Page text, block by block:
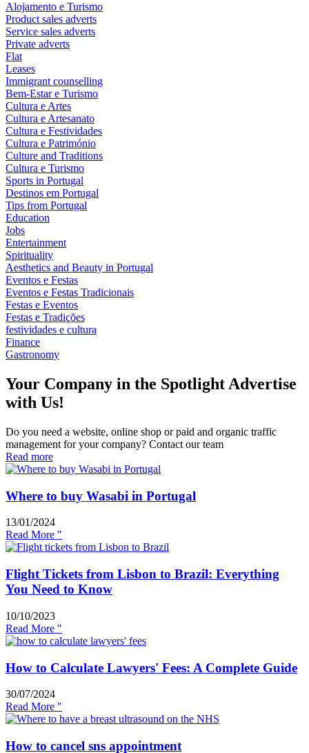
Alojamento e Turismo
Product sales adverts
Service sales adverts
Private adverts
Flat
Leases
Immigrant counselling
Bem-Estar e Turismo
Cultura e Artes
Cultura e Artesanato
Cultura e Festividades
Cultura e Património
Culture and Traditions
Cultura e Turismo
Sports in Portugal
Destinos em Portugal
Tips from Portugal
Education
Jobs
Entertainment
Spirituality
Aesthetics and Beauty in Portugal
Eventos e Festas
Eventos e Festas Tradicionais
Festas e Eventos
Festas e Tradições
festividades e cultura
Finance
Gastronomy
Your Company in the Spotlight Advertise
with Us!
Do you need a website, online shop or paid and organic traffic
management for your company? Contact our team
Read more
Where to buy Wasabi in Portugal
13/01/2024
Read More "
Flight Tickets from Lisbon to Brazil: Everything
You Need to Know
10/10/2023
Read More "
How to Calculate Lawyers' Fees: A Complete Guide
30/07/2024
Read More "
How to cancel sns appointment